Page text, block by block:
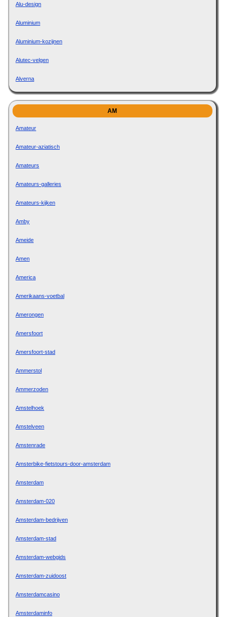
Alu-design
Aluminium
Aluminium-kozijnen
Alutec-velgen
Alverna
AM
Amateur
Amateur-aziatisch
Amateurs
Amateurs-galleries
Amateurs-kijken
Amby
Ameide
Amen
America
Amerikaans-voetbal
Amerongen
Amersfoort
Amersfoort-stad
Ammerstol
Ammerzoden
Amstelhoek
Amstelveen
Amstenrade
Amsterbike-fietstours-door-amsterdam
Amsterdam
Amsterdam-020
Amsterdam-bedrijven
Amsterdam-stad
Amsterdam-webgids
Amsterdam-zuidoost
Amsterdamcasino
Amsterdaminfo